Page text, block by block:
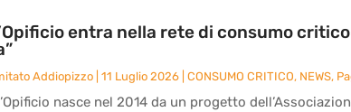
entra nella rete di consumo
Addiopizzo 11 Luglio 2026 CONSUMO CRITICO, NEWS,
nasce nel 2014 da un progetto